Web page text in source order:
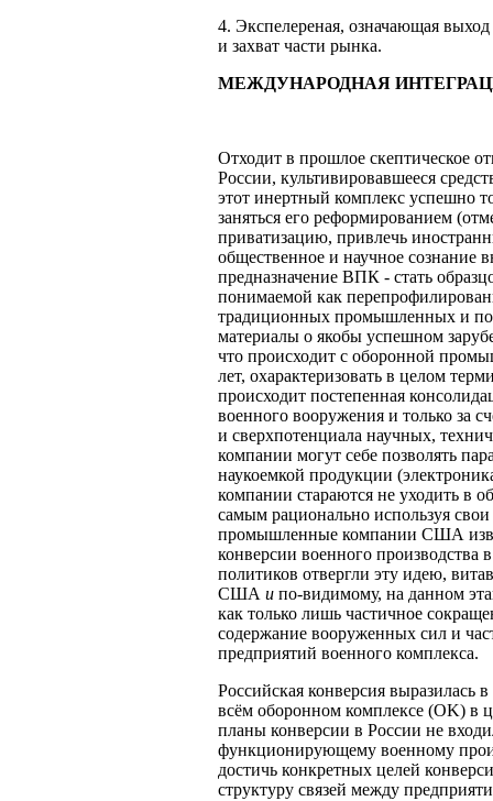
4. Экспелереная, означающая
и захват части рынка.
МЕЖДУНАРОДНАЯ
Отходит в прошлое скептическое
России, культивировавшееся
этот инертный комплекс успешно
заняться его реформированием
приватизацию, привлечь
общественное и научное сознание
предназначение ВПК - стать
понимаемой как
традиционных промышленных и
материалы о якобы успешном
что происходит с оборонной
лет, охарактеризовать в целом
происходит постепенная
военного вооружения и только за
и сверхпотенциала научных,
компании могут себе позволять
наукоемкой продукции
компании стараются не уходить в
самым рационально используя
промышленные компании США
конверсии военного производства
политиков отвергли эту идею,
США и по-видимому, на данном
как только лишь частичное
содержание вооруженных сил и
предприятий военного комплекса.
Российская конверсия выразилась
всём оборонном комплексе (OK) в
планы конверсии в России не
функционирующему военному
достичь конкретных целей
структуру связей между